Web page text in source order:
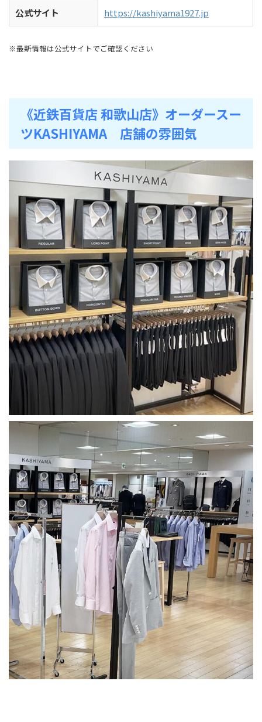
公式サイト https://kashiyama1927.jp
※最新情報は公式サイトでご確認ください
《近鉄百貨店 和歌山店》オーダースー
ツKASHIYAMA 店舗の雰囲気